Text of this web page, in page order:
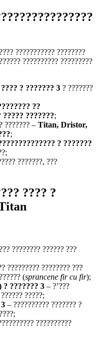
??????????? ????????
?????????? ?????????
? ??????? 3 ? ???????
??
????? ???????;
??????? – Titan, Dristor,
;
? ???????
???????, ???
???? ?
???????? ?????? ???
????????? ???????? ???
(sprancene fir cu fir);
? ??????? 3 – ?’???
?????;
– ?????????? ??????? ?
??????????